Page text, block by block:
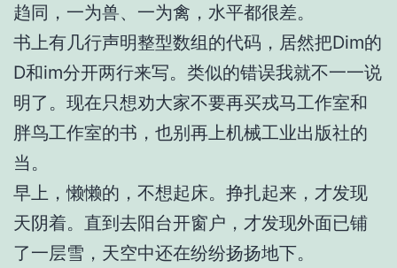
趋同，一为兽、一为禽，水平都很差。
书上有几行声明整型数组的代码，居然把Dim的
D和im分开两行来写。类似的错误我就不一一说
明了。现在只想劝大家不要再买戎马工作室和
胖鸟工作室的书，也别再上机械工业出版社的
当。
早上，懒懒的，不想起床。挣扎起来，才发现
天阴着。直到去阳台开窗户，才发现外面已铺
了一层雪，天空中还在纷纷扬扬地下。